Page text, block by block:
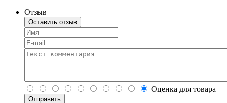
Отзыв
Оставить отзыв
Оценка для товара